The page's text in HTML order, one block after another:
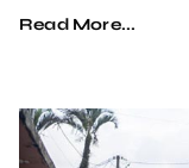
Read More...